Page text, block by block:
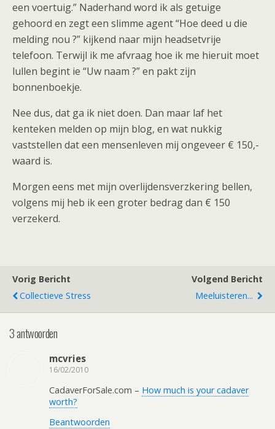
een voertuig.” Naderhand word ik als getuige
gehoord en zegt een slimme agent “Hoe deed u die
melding nou ?” kijkend naar mijn headsetvrije
telefoon. Terwijl ik me afvraag hoe ik me hieruit moet
lullen begint ie “Uw naam ?” en pakt zijn
bonnenboekje.
Nee dus, dat ga ik niet doen. Dan maar laf het
kenteken melden op mijn blog, en wat nukkig
vaststellen dat een mensenleven mij ongeveer € 150,-
waard is.
Morgen eens met mijn overlijdensverzkering bellen,
volgens mij heb ik een groter bedrag dan € 150
verzekerd.
Vorig Bericht
Collectieve Stress
Volgend Bericht
Meeluisteren...
3 antwoorden
mcvries
16/02/2010
CadaverForSale.com – How much is your cadaver
worth?
Beantwoorden